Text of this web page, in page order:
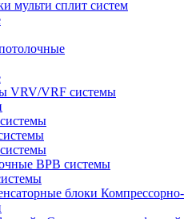
мульти сплит систем
VRV/VRF системы
ВРВ системы
Компрессорно-